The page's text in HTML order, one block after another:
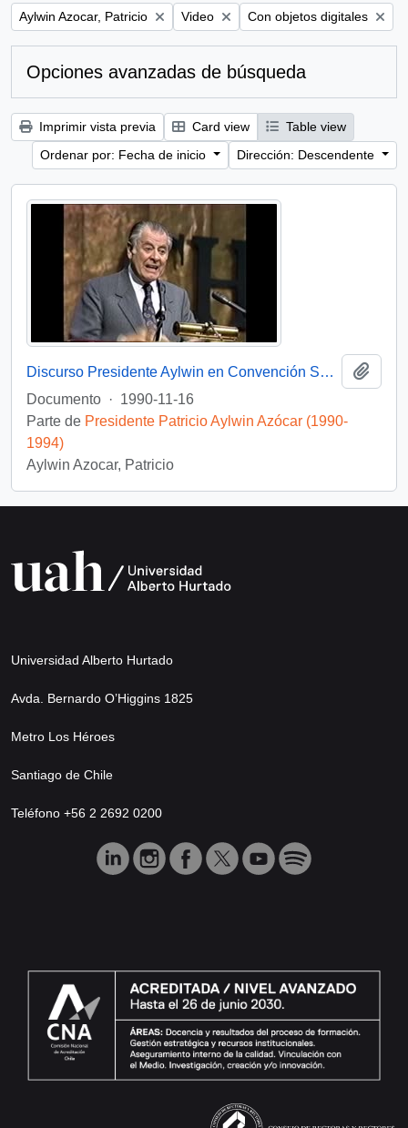
Remove filter:
Aylwin Azocar, Patricio Remove filter:
Video Remove filter:
Con objetos digitales
Opciones avanzadas de búsqueda
Imprimir vista previa Card view
Table view
Ordenar por: Fecha de inicio
Dirección: Descendente
Discurso Presidente Aylwin en Convención Santiago: Video
Documento · 1990-11-16
Parte de Presidente Patricio Aylwin Azócar (1990-
1994)
Aylwin Azocar, Patricio
Universidad Alberto Hurtado
Avda. Bernardo O’Higgins 1825
Metro Los Héroes
Santiago de Chile
Teléfono +56 2 2692 0200